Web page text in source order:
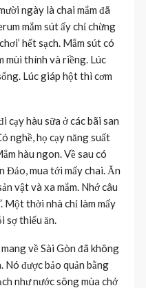
ngày là chai mắm đã
mắm sút ấy chỉ chừng
hết sạch. Mắm sút có
mùi thính và riềng. Lúc
Lúc giáp hột thì cơm
cạy hàu sữa ở các bãi san
nghề, họ cạy năng suất
hàu ngon. Về sau có
Đảo, mua tới mấy chai. Ăn
vật và xa mắm. Nhớ câu
Một thời nhà chỉ làm mấy
sợ thiếu ăn.
về Sài Gòn đã không
Nó được bảo quản bằng
như nước sông mùa chở